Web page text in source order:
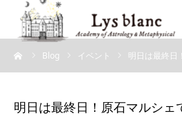
Blog イベント 明日は最終日
明日は最終日！原石マルシェ
プロフィール